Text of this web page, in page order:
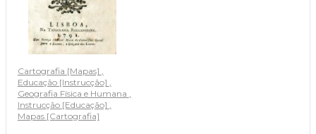
Cartografia [Mapas]
Educação [Instrucção]
Geografia Física e Humana
Instrucção [Educação]
Mapas [Cartografia]